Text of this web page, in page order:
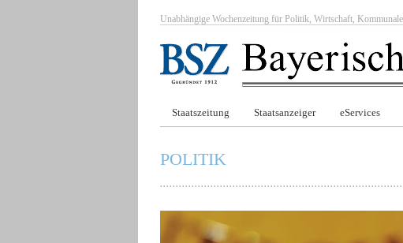
Unabhängige Wochenzeitung für Politik, Wirtschaft,
Staatszeitung Staatsanzeiger eServices
POLITIK